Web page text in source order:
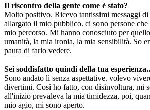
Il riscontro della gente come è stato?
Molto positivo. Ricevo tantissimi messaggi
allargato il mio pubblico. ci sono persone che
mio percorso. Mi hanno conosciuto per
umanità, la mia ironia, la mia sensibilità. So
paura di farlo vedere.
Sei soddisfatto quindi della tua
Sono andato lì senza aspettative. volevo
divertimi. Così ho fatto, con disinvoltura, mi
all'inizio prevaleva la mia timidezza, poi,
mio agio, mi sono aperto.